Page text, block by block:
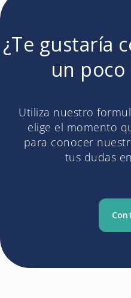
¿Te gustaría
un poco
Utiliza nuestro
elige el momento
para conocer
tus dudas